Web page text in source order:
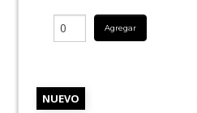
Agregar
NUEVO